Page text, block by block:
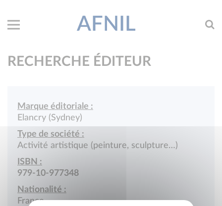
AFNIL
RECHERCHE ÉDITEUR
Marque éditoriale :
Elancry (Sydney)
Type de société :
Activité artistique (peinture, sculpture…)
ISBN :
979-10-977348
Nationalité :
France